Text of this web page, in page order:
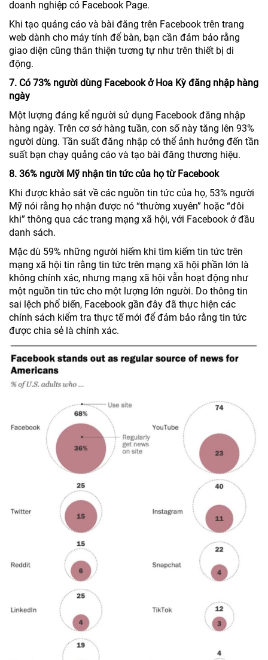
doanh nghiệp có Facebook Page.
Khi tạo quảng cáo và bài đăng trên Facebook trên trang
web dành cho máy tính để bàn, bạn cần đảm bảo rằng
giao diện cũng thân thiện tương tự như trên thiết bị di
động.
7. Có 73% người dùng Facebook ở Hoa Kỳ đăng nhập hàng
ngày
Một lượng đáng kể người sử dụng Facebook đăng nhập
hàng ngày. Trên cơ sở hàng tuần, con số này tăng lên 93%
người dùng. Tần suất đăng nhập có thể ảnh hưởng đến tần
suất bạn chạy quảng cáo và tạo bài đăng thương hiệu.
8. 36% người Mỹ nhận tin tức của họ từ Facebook
Khi được khảo sát về các nguồn tin tức của họ, 53% người
Mỹ nói rằng họ nhận được nó “thường xuyên” hoặc “đôi
khi” thông qua các trang mạng xã hội, với Facebook ở đầu
danh sách.
Mặc dù 59% những người hiếm khi tìm kiếm tin tức trên
mạng xã hội tin rằng tin tức trên mạng xã hội phần lớn là
không chính xác, nhưng mạng xã hội vẫn hoạt động như
một nguồn tin tức cho một lượng lớn người. Do thông tin
sai lệch phổ biến, Facebook gần đây đã thực hiện các
chính sách kiểm tra thực tế mới để đảm bảo rằng tin tức
được chia sẻ là chính xác.